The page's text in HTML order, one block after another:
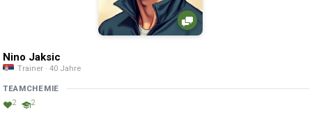
Nino Jaksic
Trainer · 40 Jahre
TEAMCHEMIE
2 2